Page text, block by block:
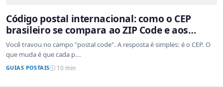
Código postal internacional: como o CEP
brasileiro se compara ao ZIP Code e aos
sistemas de outros países
Você travou no campo "postal code". A resposta é simples: é o CEP. O
que muda é que cada p...
GUIAS POSTAIS 10 min